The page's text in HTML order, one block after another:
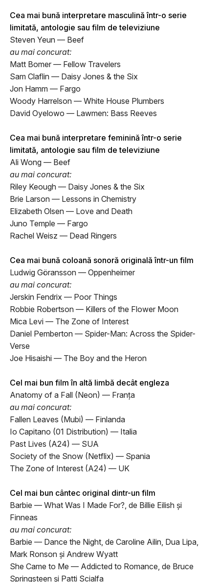
Cea mai bună interpretare masculină într-o serie
limitată, antologie sau film de televiziune
Steven Yeun — Beef
au mai concurat:
Matt Bomer — Fellow Travelers
Sam Claflin — Daisy Jones & the Six
Jon Hamm — Fargo
Woody Harrelson — White House Plumbers
David Oyelowo — Lawmen: Bass Reeves
Cea mai bună interpretare feminină într-o serie
limitată, antologie sau film de televiziune
Ali Wong — Beef
au mai concurat:
Riley Keough — Daisy Jones & the Six
Brie Larson — Lessons in Chemistry
Elizabeth Olsen — Love and Death
Juno Temple — Fargo
Rachel Weisz — Dead Ringers
Cea mai bună coloană sonoră originală într-un film
Ludwig Göransson — Oppenheimer
au mai concurat:
Jerskin Fendrix — Poor Things
Robbie Robertson — Killers of the Flower Moon
Mica Levi — The Zone of Interest
Daniel Pemberton — Spider-Man: Across the Spider-
Verse
Joe Hisaishi — The Boy and the Heron
Cel mai bun film în altă limbă decât engleza
Anatomy of a Fall (Neon) — Franța
au mai concurat:
Fallen Leaves (Mubi) — Finlanda
Io Capitano (01 Distribution) — Italia
Past Lives (A24) — SUA
Society of the Snow (Netflix) — Spania
The Zone of Interest (A24) — UK
Cel mai bun cântec original dintr-un film
Barbie — What Was I Made For?, de Billie Eilish și
Finneas
au mai concurat:
Barbie — Dance the Night, de Caroline Ailin, Dua Lipa,
Mark Ronson și Andrew Wyatt
She Came to Me — Addicted to Romance, de Bruce
Springsteen și Patti Scialfa